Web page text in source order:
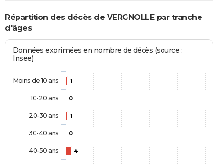
Répartition des décès de VERGNOLLE par tranche
d'âges
Données exprimées en nombre de décès (source :
Insee)
1
0
1
0
4
Moins de 10 ans
10-20 ans
20-30 ans
30-40 ans
40-50 ans